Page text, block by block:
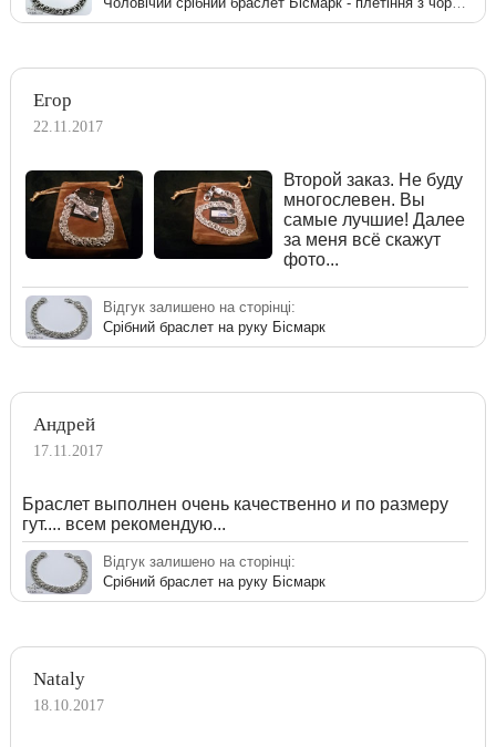
Егор
22.11.2017
Второй заказ. Не буду
многослевен. Вы
самые лучшие! Далее
за меня всё скажут
фото...
Відгук залишено на сторінці:
Срібний браслет на руку Бісмарк
Андрей
17.11.2017
Браслет выполнен очень качественно и по размеру
гут.... всем рекомендую...
Відгук залишено на сторінці:
Срібний браслет на руку Бісмарк
Nataly
18.10.2017